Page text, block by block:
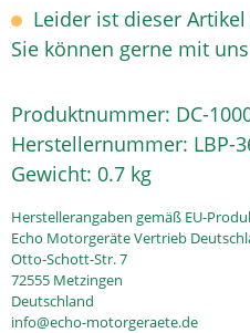
Leider ist dieser
Sie können gerne mit
Produktnummer: DC-
Herstellernummer: LBP-
Gewicht: 0.7 kg
Herstellerangaben gemäß EU-
Echo Motorgeräte Vertrieb
Otto-Schott-Str. 7
72555 Metzingen
Deutschland
info@echo-motorgeraete.de